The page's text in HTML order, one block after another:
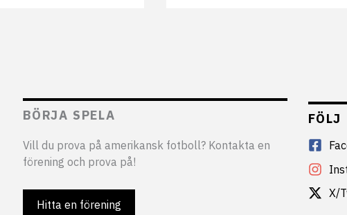
BÖRJA SPELA
Vill du prova på amerikansk fotboll? Kontakta en
förening och prova på!
Hitta en förening
FÖLJ
X/